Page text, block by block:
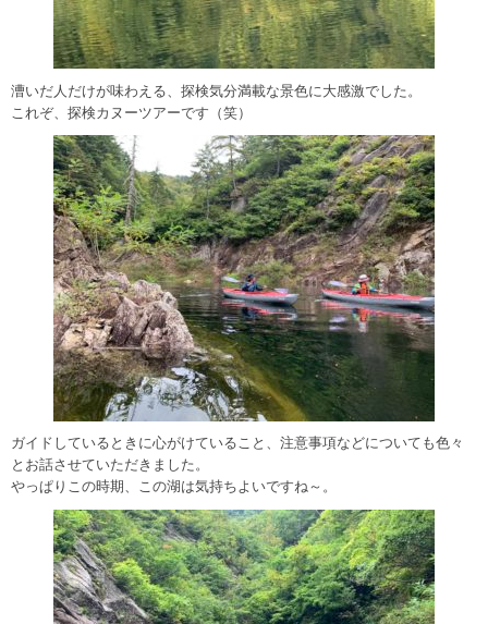
漕いだ人だけが味わえる、探検気分満載な景色に大感激でした。
これぞ、探検カヌーツアーです（笑）
ガイドしているときに心がけていること、注意事項などについても色々
とお話させていただきました。
やっぱりこの時期、この湖は気持ちよいですね～。